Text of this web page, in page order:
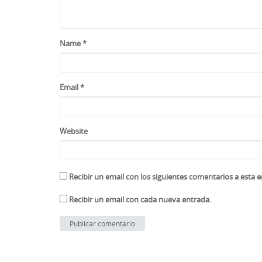
Name*
Email*
Website
Recibir un email con los siguientes comentarios a esta
Recibir un email con cada nueva entrada.